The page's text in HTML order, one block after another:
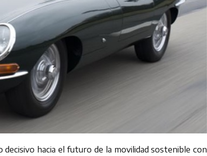
decisivo hacia el futuro de la movilidad sostenible con